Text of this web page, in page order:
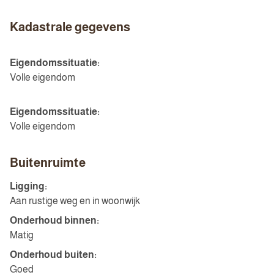
Kadastrale gegevens
Eigendomssituatie:
Volle eigendom
Eigendomssituatie:
Volle eigendom
Buitenruimte
Ligging:
Aan rustige weg en in woonwijk
Onderhoud binnen:
Matig
Onderhoud buiten:
Goed